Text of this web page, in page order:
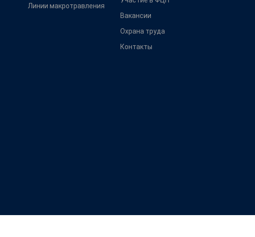
Линии макротравления
Вакансии
Охрана труда
Контакты